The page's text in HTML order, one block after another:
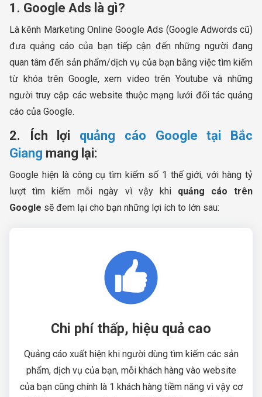
1. Google Ads là gì?
Là kênh Marketing Online Google Ads (Google Adwords cũ)
đưa quảng cáo của bạn tiếp cận đến những người đang
quan tâm đến sản phẩm/dịch vụ của bạn bằng việc tìm kiếm
từ khóa trên Google, xem video trên Youtube và những
người truy cập các website thuộc mạng lưới đối tác quảng
cáo của Google.
2. Ích lợi quảng cáo Google tại Bắc
Giang mang lại:
Google hiện là công cụ tìm kiếm số 1 thế giới, với hàng tỷ
lượt tìm kiếm mỗi ngày vì vậy khi quảng cáo trên
Google sẽ đem lại cho bạn những lợi ích to lớn sau:
Chi phí thấp, hiệu quả cao
Quảng cáo xuất hiện khi người dùng tìm kiếm các sản
phẩm, dịch vụ của bạn, mỗi khách hàng vào website
của bạn cũng chính là 1 khách hàng tiềm năng vì vậy cơ